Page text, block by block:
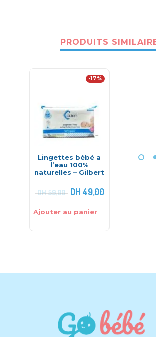
PRODUITS
-17%
Lingettes bébé a
l’eau 100%
naturelles – Gilbert
DH59,00 DH 49,00
Ajouter au panier
Ma